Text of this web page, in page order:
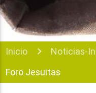
Inicio Noticias-
Foro Jesuitas